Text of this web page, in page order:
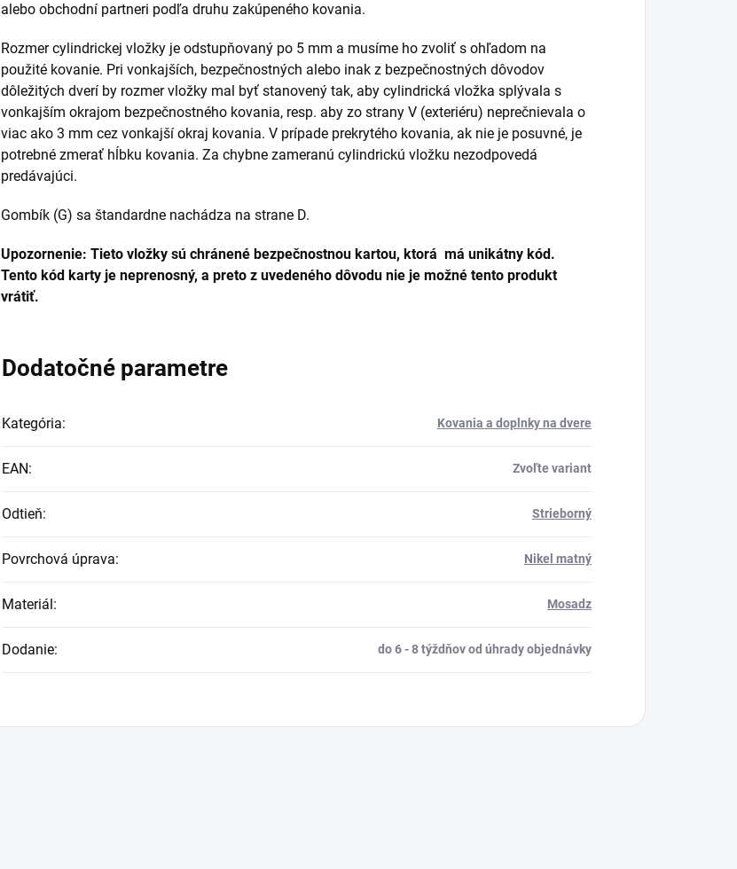
alebo obchodní partneri podľa druhu zakúpeného kovania.
Rozmer cylindrickej vložky je odstupňovaný po 5 mm a musíme ho zvoliť s ohľadom na
použité kovanie. Pri vonkajších, bezpečnostných alebo inak z bezpečnostných dôvodov
dôležitých dverí by rozmer vložky mal byť stanovený tak, aby cylindrická vložka splývala s
vonkajším okrajom bezpečnostného kovania, resp. aby zo strany V (exteriéru) neprečnievala o
viac ako 3 mm cez vonkajší okraj kovania. V prípade prekrytého kovania, ak nie je posuvné, je
potrebné zmerať hĺbku kovania. Za chybne zameranú cylindrickú vložku nezodpovedá
predávajúci.
Gombík (G) sa štandardne nachádza na strane D.
Upozornenie: Tieto vložky sú chránené bezpečnostnou kartou, ktorá má unikátny kód.
Tento kód karty je neprenosný, a preto z uvedeného dôvodu nie je možné tento produkt
vrátiť.
Dodatočné parametre
Kategória: Kovania a doplnky na dvere
EAN: Zvoľte variant
Odtieň: Strieborný
Povrchová úprava: Nikel matný
Materiál: Mosadz
Dodanie: do 6 - 8 týždňov od úhrady objednávky